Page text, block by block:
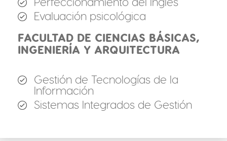
Evaluación psicológica
FACULTAD DE CIENCIAS BÁSICAS,
INGENIERÍA Y ARQUITECTURA
Gestión de Tecnologías de la
Información
Sistemas Integrados de Gestión